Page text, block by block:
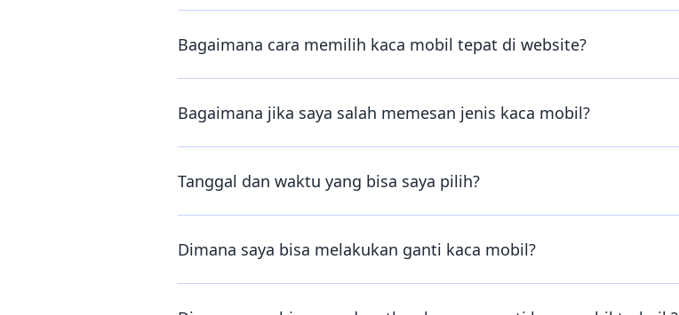
Bagaimana cara memilih kaca mobil tepat di website?
Bagaimana jika saya salah memesan jenis kaca mobil?
Tanggal dan waktu yang bisa saya pilih?
Dimana saya bisa melakukan ganti kaca mobil?